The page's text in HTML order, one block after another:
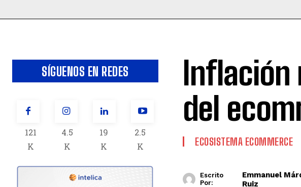
SÍGUENOS EN REDES
121
K
4.5
K
19
K
2.5
K
Inflación
del
ECOSISTEMA ECOMMERCE
Escrito
Por:
Emmanuel
Ruiz